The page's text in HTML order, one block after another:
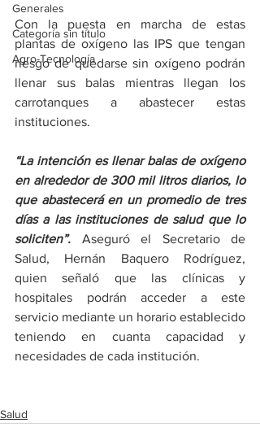
Generales
Categoría sin título
Agro-Tecnología
Con la puesta en marcha de estas
plantas de oxígeno las IPS que tengan
riesgo de quedarse sin oxígeno podrán
llenar sus balas mientras llegan los
carrotanques a abastecer estas
instituciones.
“La intención es llenar balas de oxígeno
en alrededor de 300 mil litros diarios, lo
que abastecerá en un promedio de tres
días a las instituciones de salud que lo
soliciten”. Aseguró el Secretario de
Salud, Hernán Baquero Rodríguez,
quien señaló que las clínicas y
hospitales podrán acceder a este
servicio mediante un horario establecido
teniendo en cuanta capacidad y
necesidades de cada institución.
Salud